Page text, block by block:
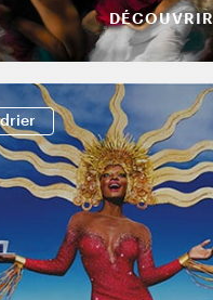
DÉCOUVRIR